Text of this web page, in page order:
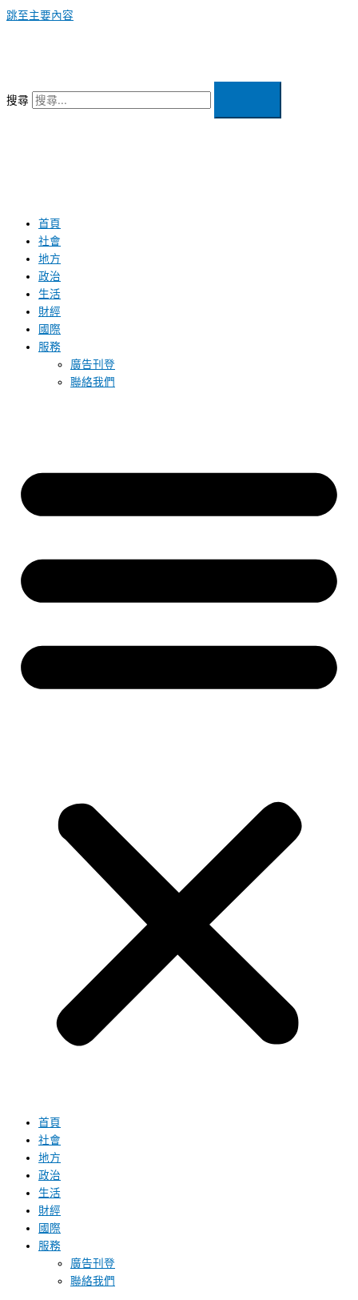
跳至主要內容
搜尋
首頁
社會
地方
政治
生活
財經
國際
服務
廣告刊登
聯絡我們
首頁
社會
地方
政治
生活
財經
國際
服務
廣告刊登
聯絡我們